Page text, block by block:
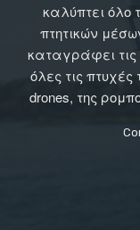
καλύπτει
πτητικών
καταγράφει τις
όλες τις
drones, της